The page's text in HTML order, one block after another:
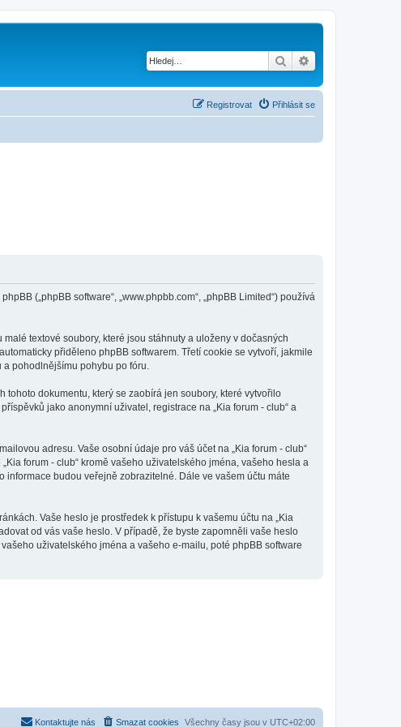
Hledat
Přihlásit se
Registrovat
(„phpBB software“, „www.phpbb.com“, „phpBB Limited“) používá
textové soubory, které jsou stáhnuty a uloženy v dočasných
přiděleno phpBB softwarem. Třetí cookie se vytvoří, jakmile
pohodlnějšímu pohybu po fóru.
tohoto dokumentu, který se zaobírá jen soubory, které vytvořilo
jako anonymní uživatel, registrace na „Kia forum - club“ a
adresu. Vaše osobní údaje pro váš účet na „Kia forum - club“
forum - club“ kromě vašeho uživatelského jména, vašeho hesla a
budou veřejně zobrazitelné. Dále ve vašem účtu máte
Vaše heslo je prostředek k přístupu k vašemu účtu na „Kia
od vás vaše heslo. V případě, že byste zapomněli vaše heslo
uživatelského jména a vašeho e-mailu, poté phpBB software
Všechny časy jsou v UTC+02:00
Smazat cookies
Kontaktujte nás